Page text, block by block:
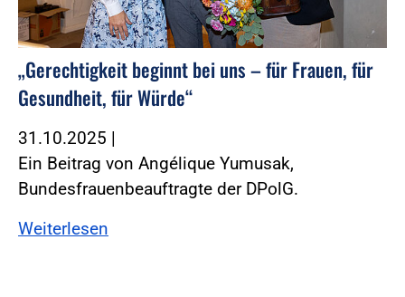
„Gerechtigkeit beginnt bei uns – für Frauen, für
Gesundheit, für Würde“
31.10.2025 |
Ein Beitrag von Angélique Yumusak,
Bundesfrauenbeauftragte der DPolG.
Weiterlesen